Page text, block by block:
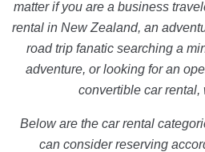
matter if you are a business
rental in New Zealand, an
road trip fanatic searching a
adventure, or looking for an
convertible car rental,
Below are the car rental
can consider reserving